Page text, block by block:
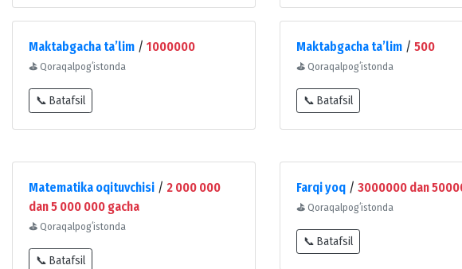
Maktabgacha taʼlim / 1000000
⛳ Qoraqalpogʻistonda
📞 Batafsil
Maktabgacha taʼlim / 500
⛳ Qoraqalpogʻistonda
📞 Batafsil
Matematika oqituvchisi / 2 000 000
dan 5 000 000 gacha
⛳ Qoraqalpogʻistonda
📞 Batafsil
Farqi yoq / 3000000 dan
⛳ Qoraqalpogʻistonda
📞 Batafsil